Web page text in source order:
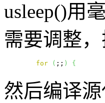
usleep()用
需要调整
for ( ;; ) {
然后编译